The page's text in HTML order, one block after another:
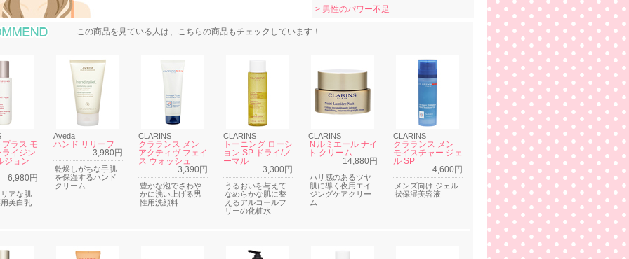
> 男性のパワー不足
おすすめ商品
この商品を見ている人は、こちらの商品もチェックしています！
ラス モ
イジン
ジョン
6,980円
アな肌
美白乳
Aveda
ハンド リリーフ
3,980円
乾燥しがちな手肌
を保湿するハンド
クリーム
CLARINS
クラランス メン
アクティヴ フェイ
ス ウォッシュ
3,390円
豊かな泡でさわや
かに洗い上げる男
性用洗顔料
CLARINS
トーニング ローシ
ョン SP ドライ/ノ
ーマル
3,300円
うるおいを与えて
なめらかな肌に整
えるアルコールフ
リーの化粧水
CLARINS
Ｎルミエール ナイ
ト クリーム
14,880円
ハリ感のあるツヤ
肌に導く夜用エイ
ジングケアクリー
ム
CLARINS
クラランス メン
モイスチャー ジェ
ル SP
4,600円
メンズ向け ジェル
状保湿美容液